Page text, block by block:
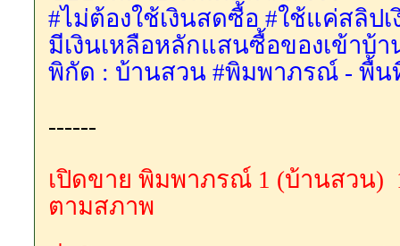
#ไม่ต้องใช้เงินสดซื้อ #ใช้แค่สลิปเ
มีเงินเหลือหลักแสนซื้อของเข้าบ้า
พิกัด : บ้านสวน #พิมพาภรณ์ - พื้น
------
เปิดขาย พิมพาภรณ์ 1 (บ้านสวน)
ตามสภาพ